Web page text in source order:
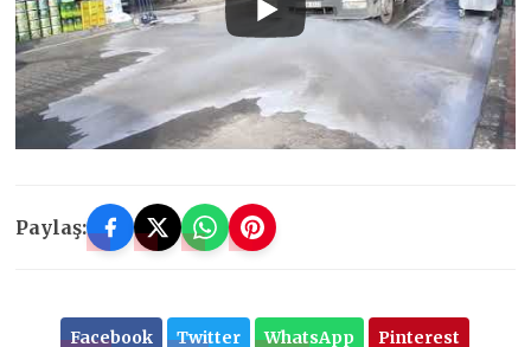
Paylaş:
Facebook Twitter WhatsApp Pinterest